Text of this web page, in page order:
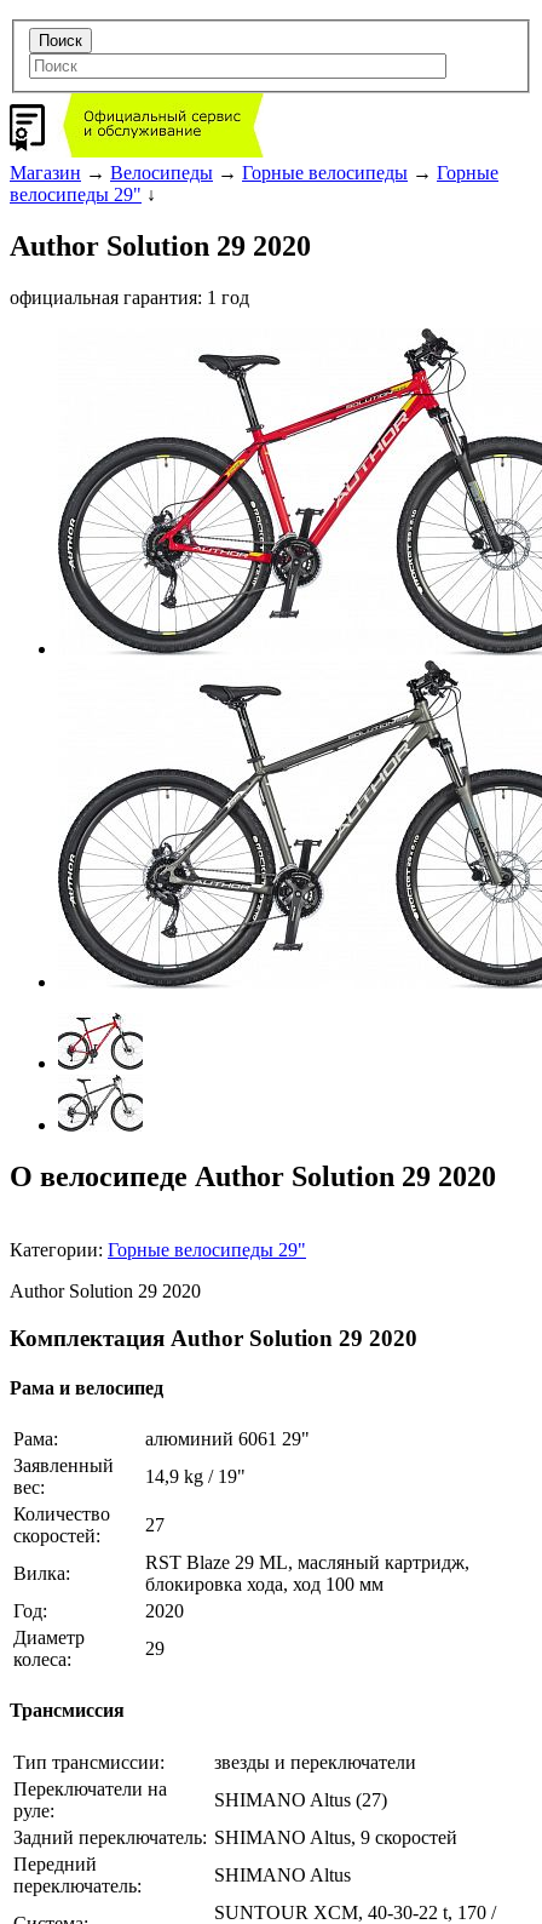
Магазин → Велосипеды → Горные велосипеды → Горные
велосипеды 29" ↓
Author Solution 29 2020
официальная гарантия: 1 год
О велосипеде Author Solution 29 2020
Категории: Горные велосипеды 29"
Author Solution 29 2020
Комплектация Author Solution 29 2020
Рама и велосипед
Рама:
алюминий 6061 29"
Заявленный
вес:
14,9 kg / 19"
Количество
скоростей:
27
Вилка:
RST Blaze 29 ML, масляный картридж,
блокировка хода, ход 100 мм
Год:
2020
Диаметр
колеса:
29
Трансмиссия
Тип трансмиссии:
звезды и переключатели
Переключатели на
руле:
SHIMANO Altus (27)
Задний переключатель: SHIMANO Altus, 9 скоростей
Передний
переключатель:
SHIMANO Altus
SUNTOUR XCM, 40-30-22 t, 170 /